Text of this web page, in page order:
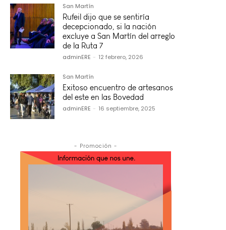
San Martín
Rufeil dijo que se sentiría
decepcionado, si la nación
excluye a San Martín del arreglo
de la Ruta 7
adminERE - 12 febrero, 2026
San Martín
Exitoso encuentro de artesanos
del este en las Bovedad
adminERE - 16 septiembre, 2025
- Promoción -